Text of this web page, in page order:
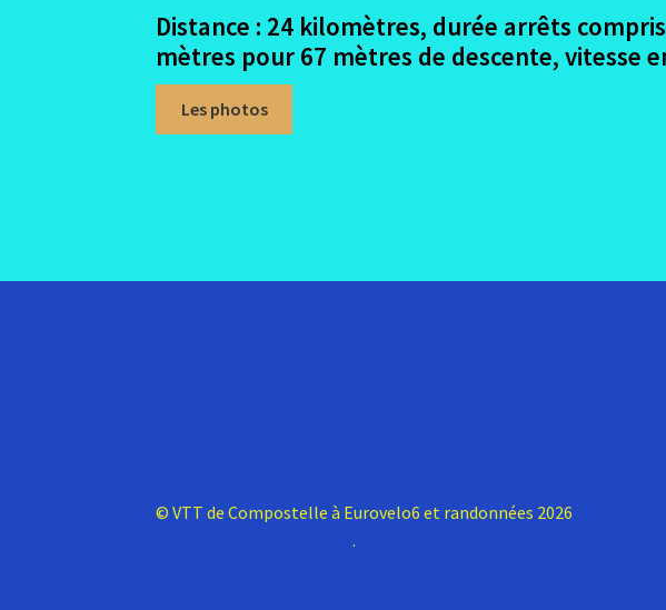
Distance : 24 kilomètres, durée arrêts
mètres pour 67 mètres de descente, vitesse
Les photos
© VTT de Compostelle à Eurovelo6 et randonnées 2026
Construit avec Storefront.